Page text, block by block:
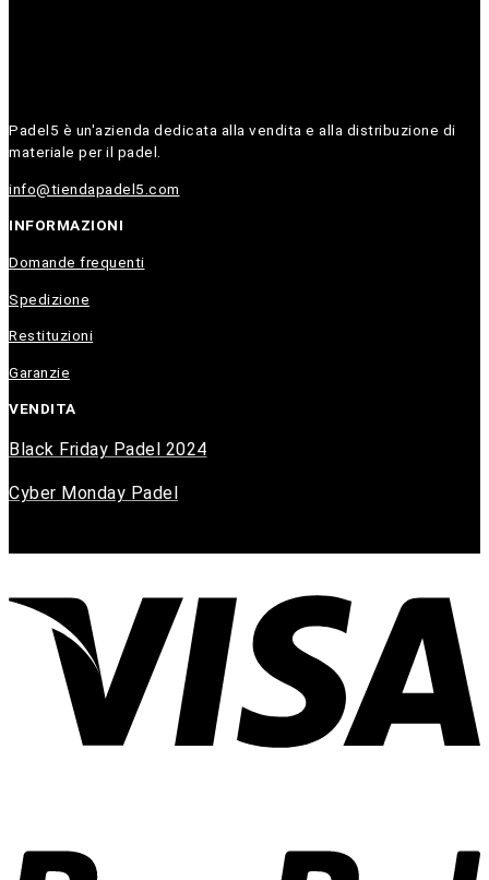
Padel5 è un'azienda dedicata alla vendita e alla distribuzione di
materiale per il padel.
info@tiendapadel5.com
INFORMAZIONI
Domande frequenti
Spedizione
Restituzioni
Garanzie
VENDITA
Black Friday Padel 2024
Cyber Monday Padel